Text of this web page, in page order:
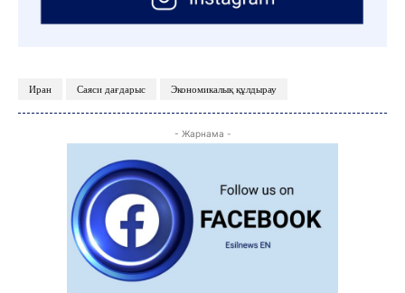
Иран Саяси дағдарыс Экономикалық құлдырау
- Жарнама -